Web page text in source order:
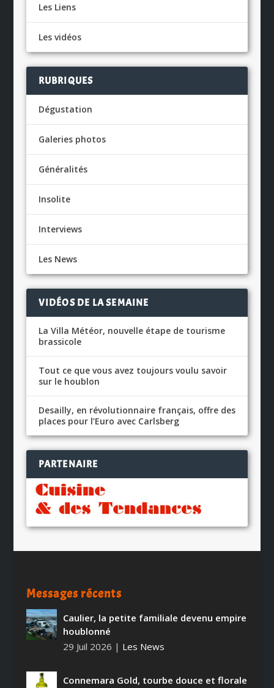
Les Liens
Les vidéos
RUBRIQUES
Dégustation
Galeries photos
Généralités
Insolite
Interviews
Les News
VIDÉOS DE LA SEMAINE
La Villa Météor, nouvelle étape de tourisme
brassicole
Tout ce que vous avez toujours voulu savoir
sur le houblon
Desailly, en révolutionnaire français, offre des
places pour l’Euro avec Carlsberg
PARTENAIRE
Messages récents
Caulier, la petite familiale devenu empire
houblonné
29 Juil 2026 | Les News
Connemara Gold, tourbe douce et florale